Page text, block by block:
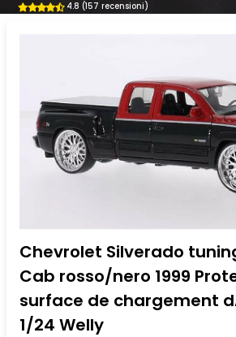
4.8 (157 recensioni)
Chevrolet Silverado
Cab rosso/nero 1999
surface de chargement
1/24 Welly